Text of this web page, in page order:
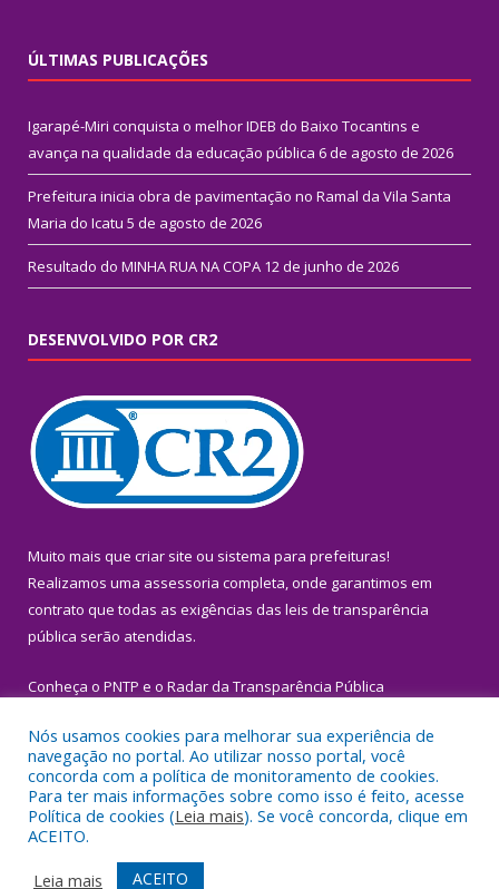
ÚLTIMAS PUBLICAÇÕES
Igarapé-Miri conquista o melhor IDEB do Baixo Tocantins e
avança na qualidade da educação pública 6 de agosto de 2026
Prefeitura inicia obra de pavimentação no Ramal da Vila Santa
Maria do Icatu 5 de agosto de 2026
Resultado do MINHA RUA NA COPA 12 de junho de 2026
DESENVOLVIDO POR CR2
Muito mais que criar site ou sistema para prefeituras!
Realizamos uma assessoria completa, onde garantimos em
contrato que todas as exigências das leis de transparência
pública serão atendidas.
Conheça o PNTP e o Radar da Transparência Pública
Todos os direitos reservados a Prefeitura Municipal de Igarapé-
Miri.
Mapa do Site
Acessar Área Administrativa
Nós usamos cookies para melhorar sua experiência de
navegação no portal. Ao utilizar nosso portal, você
concorda com a política de monitoramento de cookies.
Para ter mais informações sobre como isso é feito, acesse
Política de cookies (Leia mais). Se você concorda, clique em
ACEITO.
Leia mais
ACEITO